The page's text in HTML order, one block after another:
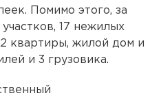
Помимо этого, за
17 нежилых
квартиры, жилой дом и
и 3 грузовика.